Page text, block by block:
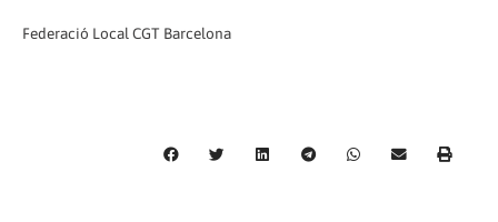
Federació Local CGT Barcelona